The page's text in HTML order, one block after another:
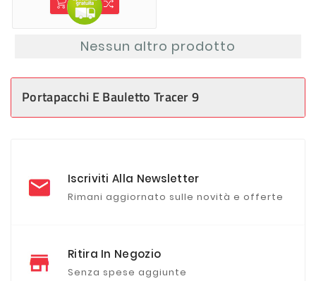
Nessun altro prodotto
Portapacchi E Bauletto Tracer 9
Iscriviti Alla Newsletter
Rimani aggiornato sulle novità e offerte
Ritira In Negozio
Senza spese aggiunte